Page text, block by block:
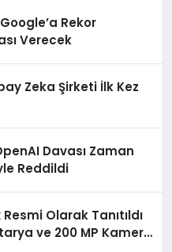
Rekor
Verecek
Zeka Şirketi İlk Kez
Davası Zaman
Reddildi
Olarak Tanıtıldı
ve 200 MP Kamera